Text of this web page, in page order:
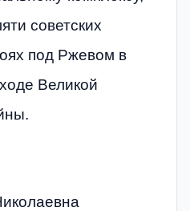
советских
под Ржевом в
Великой